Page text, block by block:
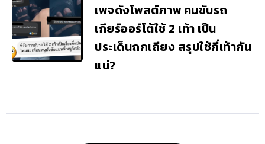
เพจดังโพสต์ภาพ คนขับรถ
เกียร์ออร์โต้ใช้ 2 เท้า เป็น
ประเด็นถกเถียง สรุปใช้กี่เท้ากัน
แน่?